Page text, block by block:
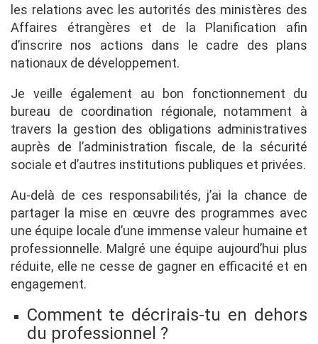
les relations avec les autorités des ministères des
Affaires étrangères et de la Planification afin
d’inscrire nos actions dans le cadre des plans
nationaux de développement.
Je veille également au bon fonctionnement du
bureau de coordination régionale, notamment à
travers la gestion des obligations administratives
auprès de l’administration fiscale, de la sécurité
sociale et d’autres institutions publiques et privées.
Au-delà de ces responsabilités, j’ai la chance de
partager la mise en œuvre des programmes avec
une équipe locale d’une immense valeur humaine et
professionnelle. Malgré une équipe aujourd’hui plus
réduite, elle ne cesse de gagner en efficacité et en
engagement.
Comment te décrirais-tu en dehors
du professionnel ?